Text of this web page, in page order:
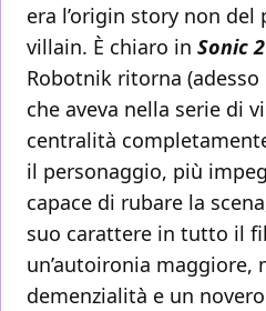
era l’origin story non
villain. È chiaro in Sonic
Robotnik ritorna
che aveva nella serie di
centralità
il personaggio, più
capace di rubare la
suo carattere in tutto il
un’autoironia maggiore,
demenzialità e un